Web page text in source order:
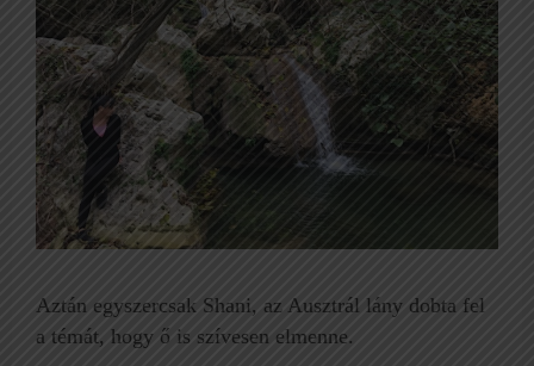
Aztán egyszercsak Shani, az Ausztrál lány dobta fel
a témát, hogy ő is szívesen elmenne.